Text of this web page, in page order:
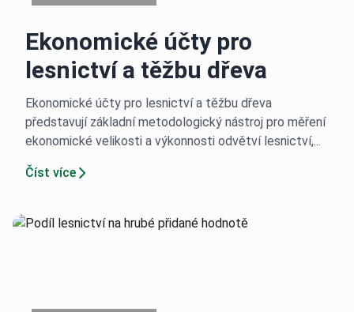
Ekonomické účty pro
lesnictví a těžbu dřeva
Ekonomické účty pro lesnictví a těžbu dřeva
představují základní metodologický nástroj pro měření
ekonomické velikosti a výkonnosti odvětví lesnictví,...
Číst více